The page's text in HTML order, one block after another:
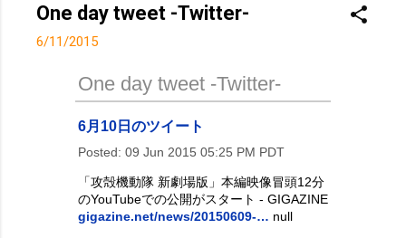
One day tweet -Twitter-
6/11/2015
One day tweet -Twitter-
6月10日のツイート
Posted: 09 Jun 2015 05:25 PM PDT
「攻殻機動隊 新劇場版」本編映像冒頭12分
のYouTubeでの公開がスタート - GIGAZINE
gigazine.net/news/20150609-… null